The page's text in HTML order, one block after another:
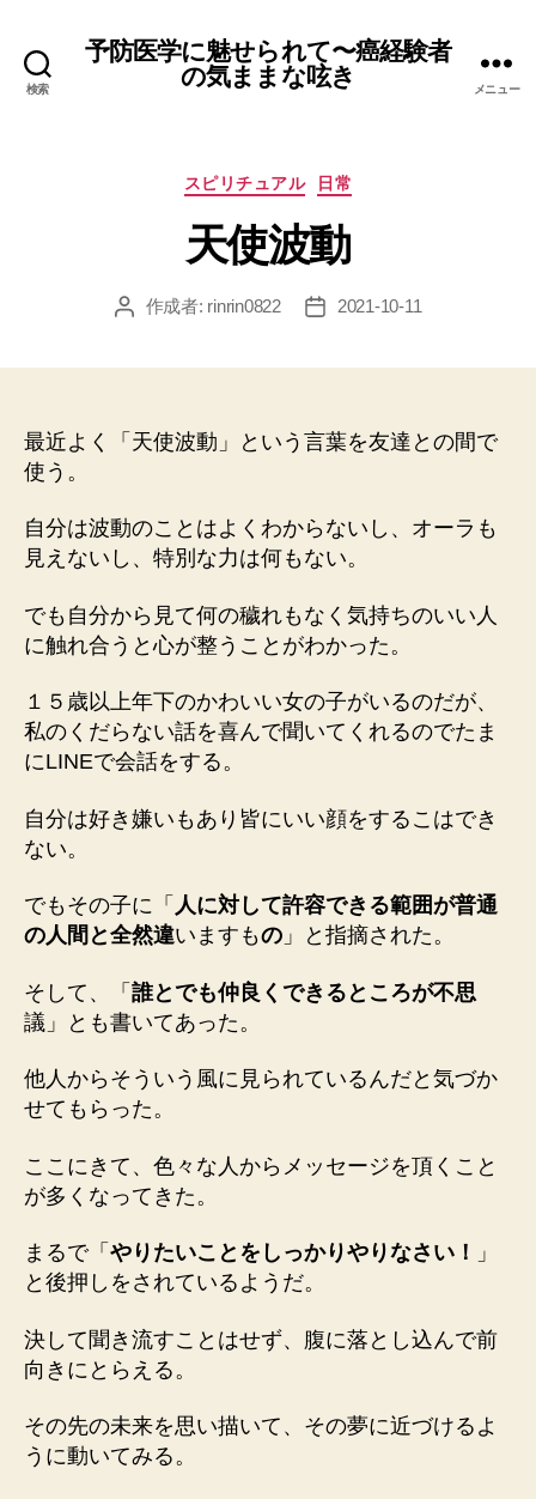
検索
予防医学に魅せられて〜癌経験者
の気ままな呟き
メニュー
カ
ゴ
リ
スピリチュアル 日常
天使波動
投 作成者: rinrin0822
投
2021-10-11
最近よく「天使波動」という言葉を友達との間で
使う。
自分は波動のことはよくわからないし、オーラも
見えないし、特別な力は何もない。
でも自分から見て何の穢れもなく気持ちのいい人
に触れ合うと心が整うことがわかった。
１５歳以上年下のかわいい女の子がいるのだが、
私のくだらない話を喜んで聞いてくれるのでたま
にLINEで会話をする。
自分は好き嫌いもあり皆にいい顔をするこはでき
ない。
でもその子に「 人に対して許容できる範囲が普通
の人間と全然違いますもの 」と指摘された。
そして、「 誰とでも仲良くできるところが不思
議」とも書いてあった。
他人からそういう風に見られているんだと気づか
せてもらった。
ここにきて、色々な人からメッセージを頂くこと
が多くなってきた。
まるで「 やりたいことをしっかりやりなさい！
」
と後押しをされているようだ。
決して聞き流すことはせず、腹に落とし込んで前
向きにとらえる。
その先の未来を思い描いて、その夢に近づけるよ
うに動いてみる。